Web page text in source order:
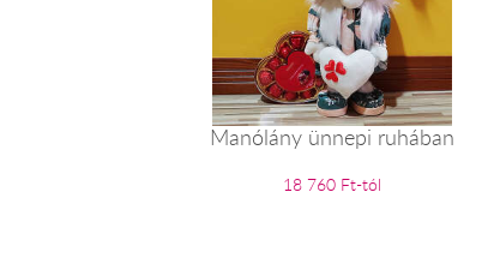
Manólány ünnepi ruhában
18 760 Ft-tól